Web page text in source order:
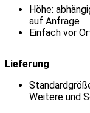
Höhe:
auf Anfrage
Einfach vor
Lieferung:
Weitere und